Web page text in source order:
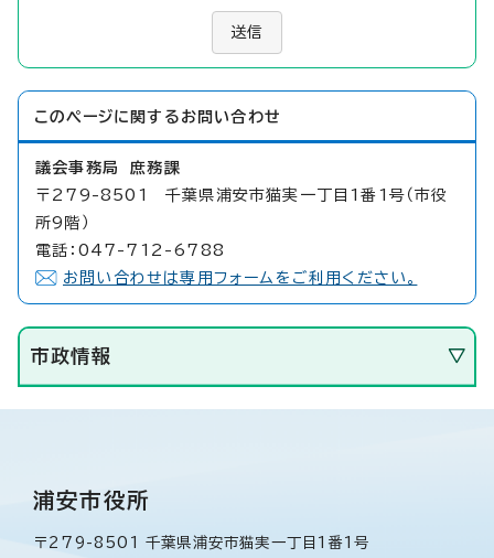
送信
このページに関する お問い合わせ
議会事務局 庶務課
〒279-8501 千葉県浦安市猫実一丁目1番1号（市役
所9階）
電話：047-712-6788
お問い合わせは専用フォームをご利用ください。
市政情報
浦安市役所
〒279-8501 千葉県浦安市猫実一丁目1番1号